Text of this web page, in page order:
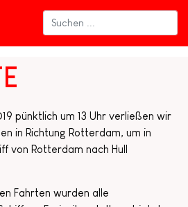
pünktlich um 13 Uhr verließen wir
in Richtung Rotterdam, um in
von Rotterdam nach Hull
Fahrten wurden alle